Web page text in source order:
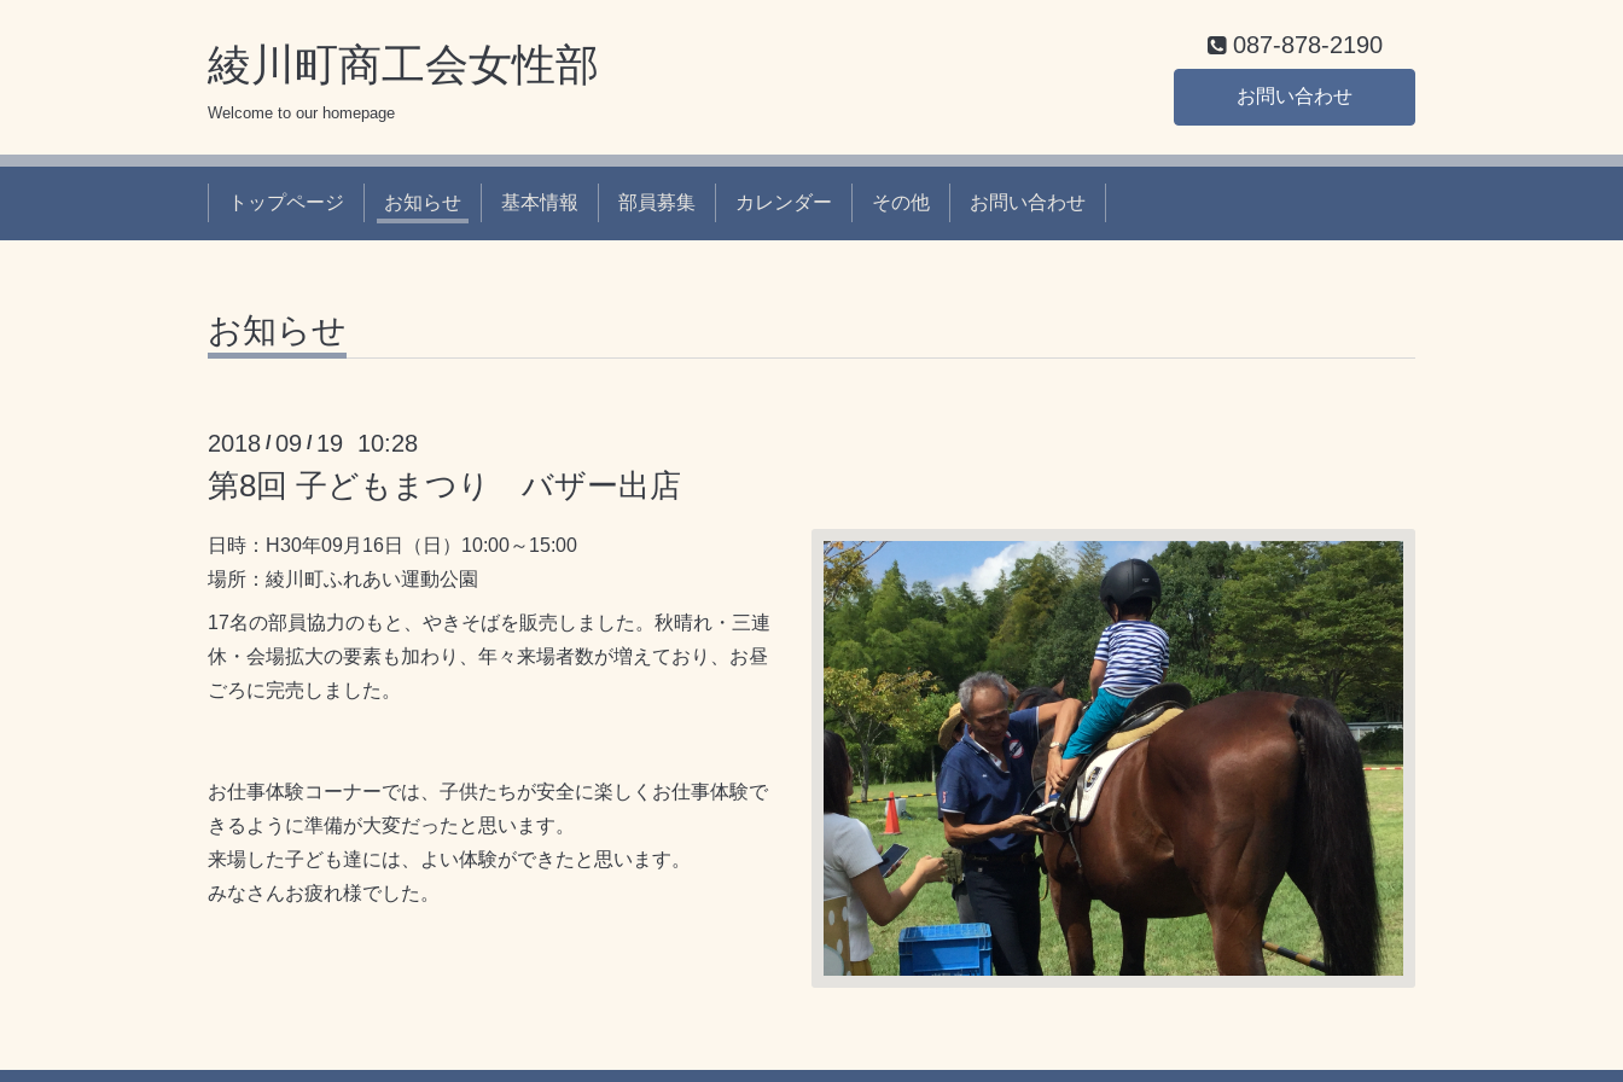
綾川町商工会女性部
Welcome to our homepage
087-878-2190
お問い合わせ
トップページ お知らせ 基本情報 部員募集 カレンダー その他 お問い合わせ
お知らせ
2018 /09 / 19 10:28
第8回 子どもまつり バザー出店
日時：H30年09月16日（日）10:00～15:00
場所：綾川町ふれあい運動公園
17名の部員協力のもと、やきそばを販売しました。秋晴れ・三連
休・会場拡大の要素も加わり、年々来場者数が増えており、お昼
ごろに完売しました。
お仕事体験コーナーでは、子供たちが安全に楽しくお仕事体験で
きるように準備が大変だったと思います。
来場した子ども達には、よい体験ができたと思います。
みなさんお疲れ様でした。